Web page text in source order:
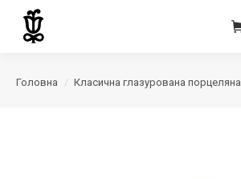
Головна Класична глазурована порцеляна